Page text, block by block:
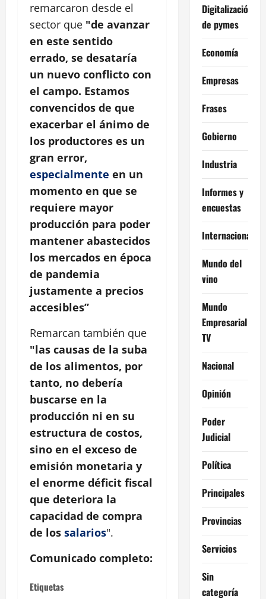
remarcaron desde el
sector que "de avanzar
en este sentido
errado, se desataría
un nuevo conflicto con
el campo. Estamos
convencidos de que
exacerbar el ánimo de
los productores es un
gran error,
especialmente en un
momento en que se
requiere mayor
producción para poder
mantener abastecidos
los mercados en época
de pandemia
justamente a precios
accesibles”
Remarcan también que
"las causas de la suba
de los alimentos, por
tanto, no debería
buscarse en la
producción ni en su
estructura de costos,
sino en el exceso de
emisión monetaria y
el enorme déficit fiscal
que deteriora la
capacidad de compra
de los salarios".
Comunicado completo:
Etiquetas
Digitalización
de pymes
Economía
Empresas
Frases
Gobierno
Industria
Informes y
encuestas
Internacional
Mundo del
vino
Mundo
Empresarial
TV
Nacional
Opinión
Poder
Judicial
Política
Principales
Provincias
Servicios
Sin
categoría